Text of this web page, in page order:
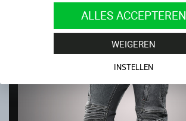
ALLES ACCEPTEREN
WEIGEREN
INSTELLEN